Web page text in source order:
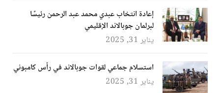
إعادة انتخاب عبدي محمد عبد الرحمن رئيسًا
لبرلمان جوبالاند الإقليمي
يناير 31, 2025
استسلام جماعي لقوات جوبالاند في رأس كامبوني
يناير 31, 2025